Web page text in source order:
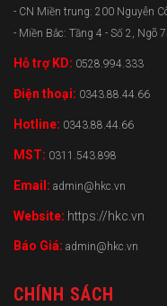
- CN Miền trung: 200 Nguyễn
- Miền Bắc: Tầng 4 - Số 2, Ngõ
Hỗ trợ KD: 0528.994.333
Điện thoại: 0343.88.44.66
Hotline: 0343.88.44.66
MST: 0311.543.898
Email: admin@hkc.vn
Website: https://hkc.vn
Báo Giá: admin@hkc.vn
CHÍNH SÁCH